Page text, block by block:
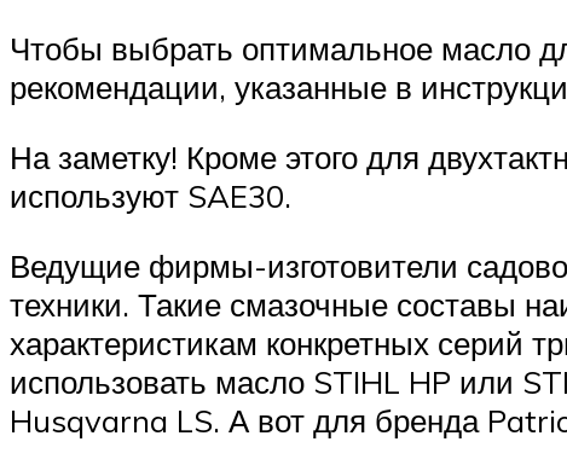
Чтобы выбрать оптимальное масло
рекомендации, указанные в
На заметку! Кроме этого для
используют SAE30.
Ведущие фирмы-изготовители
техники. Такие смазочные составы
характеристикам конкретных серий
использовать масло STIHL HP или
Husqvarna LS. А вот для бренда